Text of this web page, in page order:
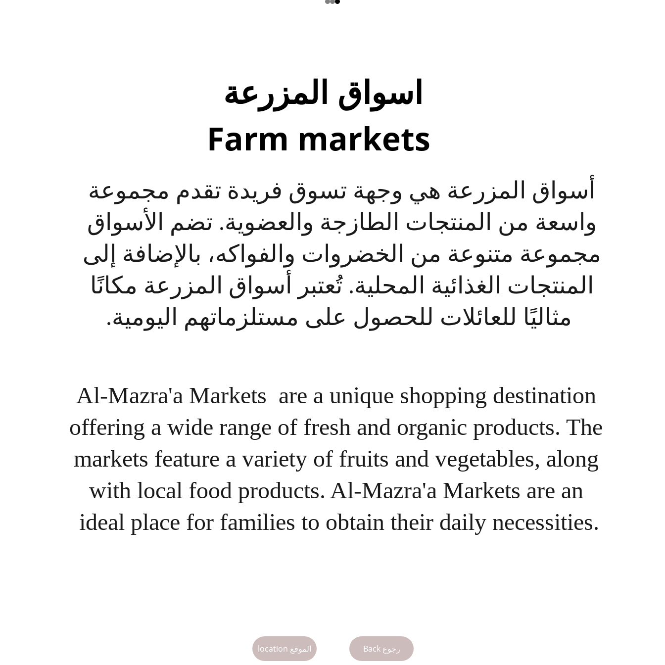
Back رجوع
أسواق المزرعة هي وجهة تسوق فريدة تقدم مجموعة
واسعة من المنتجات الطازجة والعضوية. تضم الأسواق
مجموعة متنوعة من الخضروات والفواكه، بالإضافة إلى
المنتجات الغذائية المحلية. تُعتبر أسواق المزرعة مكانًا
مثاليًا للعائلات للحصول على مستلزماتهم اليومية.
Al-Mazra'a Markets  are a unique shopping destination
offering a wide range of fresh and organic products. The
markets feature a variety of fruits and vegetables, along
with local food products. Al-Mazra'a Markets are an
ideal place for families to obtain their daily necessities.
location الموقع
اسواق المزرعة
Farm markets